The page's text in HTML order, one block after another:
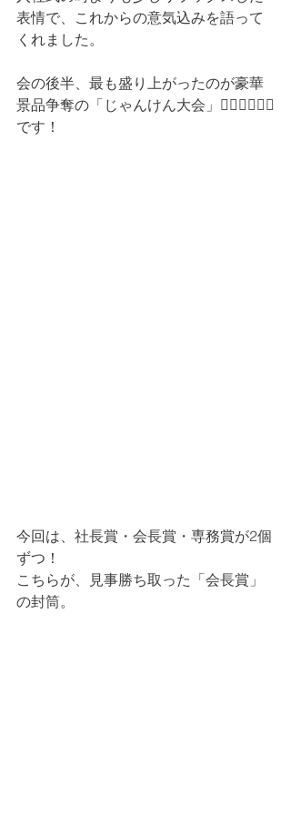
表情で、これからの意気込みを語って
くれました。
会の後半、最も盛り上がったのが豪華
景品争奪の「じゃんけん大会」✊🏻✌🏻🖐🏻
です！
今回は、社長賞・会長賞・専務賞が2個
ずつ！
こちらが、見事勝ち取った「会長賞」
の封筒。